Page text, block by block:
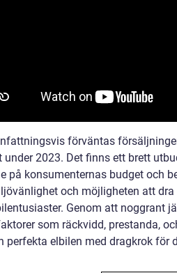
förväntas
under 2023. Det finns ett brett
på konsumenternas budget och
och möjligheten att
Genom att noggrant
som räckvidd, prestanda,
perfekta elbilen med dragkrok för